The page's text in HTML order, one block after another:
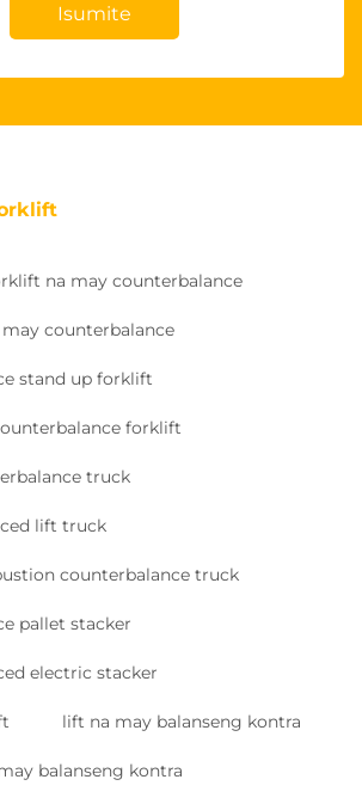
Isumite
na may counterbalance
counterbalance
stand up forklift
forklift
truck
lift truck
counterbalance truck
pallet stacker
electric stacker
lift na may balanseng kontra
balanseng kontra